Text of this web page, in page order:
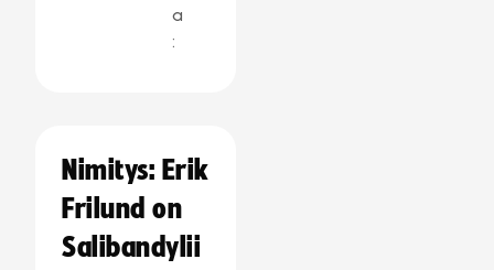
a
:
Nimitys: Erik
Frilund on
Salibandylii